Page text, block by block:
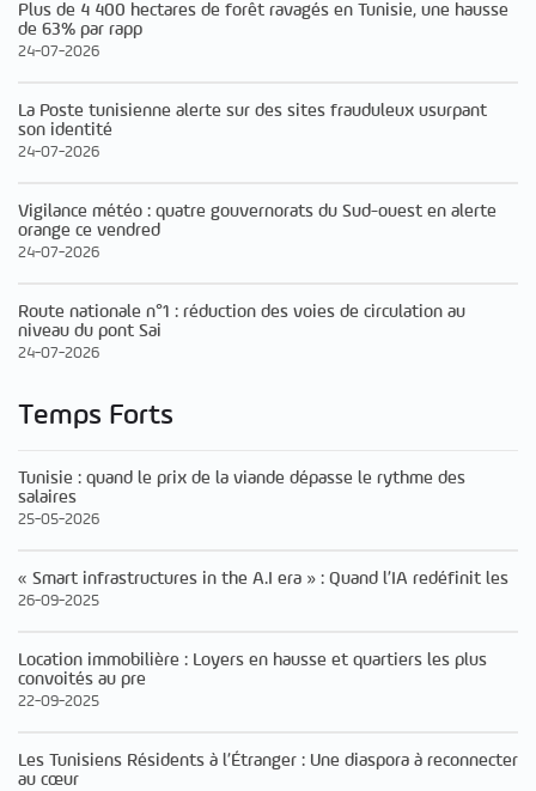
Plus de 4 400 hectares de forêt ravagés en Tunisie, une hausse
de 63% par rapp
24-07-2026
La Poste tunisienne alerte sur des sites frauduleux usurpant
son identité
24-07-2026
Vigilance météo : quatre gouvernorats du Sud-ouest en alerte
orange ce vendred
24-07-2026
Route nationale n°1 : réduction des voies de circulation au
niveau du pont Sai
24-07-2026
Temps Forts
Tunisie : quand le prix de la viande dépasse le rythme des
salaires
25-05-2026
« Smart infrastructures in the A.I era » : Quand l’IA redéfinit les
26-09-2025
Location immobilière : Loyers en hausse et quartiers les plus
convoités au pre
22-09-2025
Les Tunisiens Résidents à l’Étranger : Une diaspora à reconnecter
au cœur